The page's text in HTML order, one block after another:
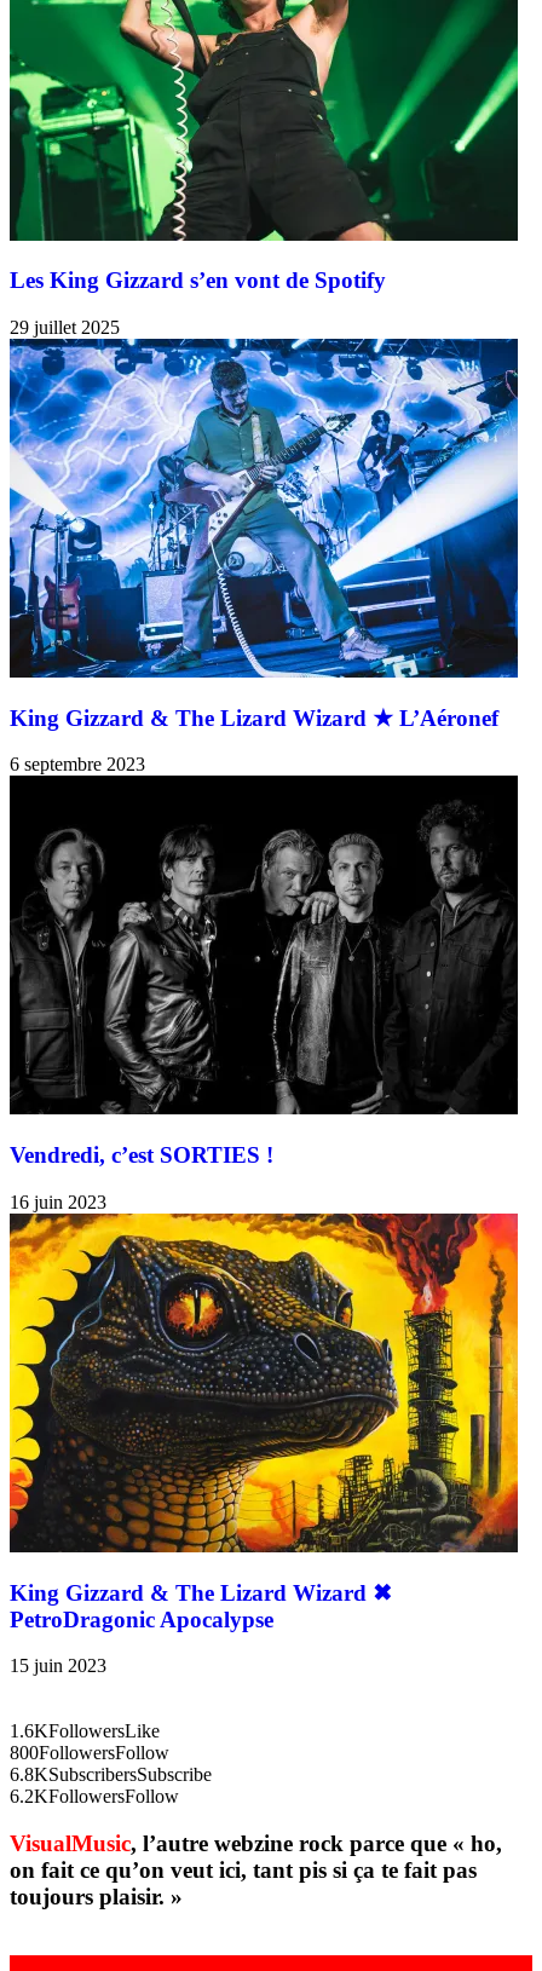
Les King Gizzard s’en vont de Spotify
29 juillet 2025
King Gizzard & The Lizard Wizard ★ L’Aéronef
6 septembre 2023
Vendredi, c’est SORTIES !
16 juin 2023
King Gizzard & The Lizard Wizard ✖︎
PetroDragonic Apocalypse
15 juin 2023
1.6KFollowersLike
800FollowersFollow
6.8KSubscribersSubscribe
6.2KFollowersFollow
VisualMusic, l’autre webzine rock parce que « ho,
on fait ce qu’on veut ici, tant pis si ça te fait pas
toujours plaisir. »